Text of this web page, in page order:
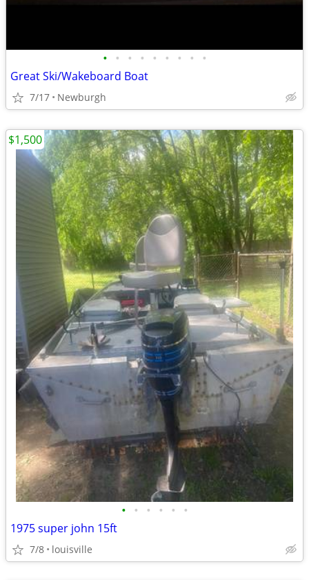
• • • • • • • • •
Great Ski/Wakeboard Boat
7/17 Newburgh
• • • • • •
1975 super john 15ft
7/8 louisville
$1,500